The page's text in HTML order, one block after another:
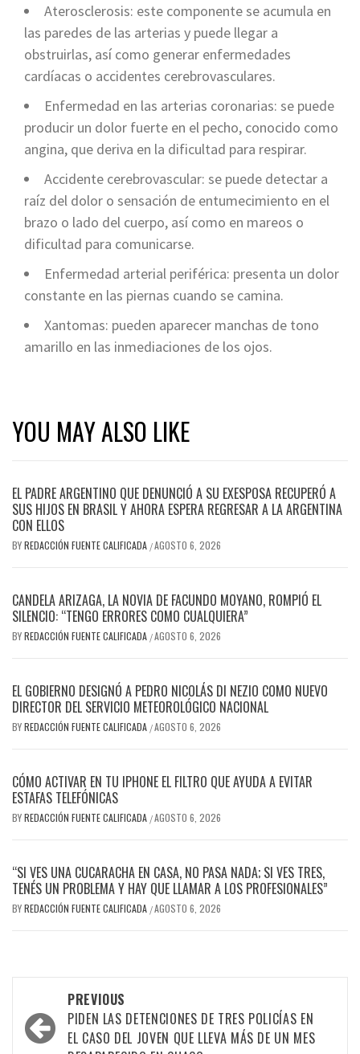
Aterosclerosis: este componente se acumula en
las paredes de las arterias y puede llegar a
obstruirlas, así como generar enfermedades
cardíacas o accidentes cerebrovasculares.
Enfermedad en las arterias coronarias: se puede
producir un dolor fuerte en el pecho, conocido como
angina, que deriva en la dificultad para respirar.
Accidente cerebrovascular: se puede detectar a
raíz del dolor o sensación de entumecimiento en el
brazo o lado del cuerpo, así como en mareos o
dificultad para comunicarse.
Enfermedad arterial periférica: presenta un dolor
constante en las piernas cuando se camina.
Xantomas: pueden aparecer manchas de tono
amarillo en las inmediaciones de los ojos.
YOU MAY ALSO LIKE
EL PADRE ARGENTINO QUE DENUNCIÓ A SU EXESPOSA RECUPERÓ A
SUS HIJOS EN BRASIL Y AHORA ESPERA REGRESAR A LA ARGENTINA
CON ELLOS
BYREDACCIÓN FUENTE CALIFICADA /AGOSTO 6, 2026
CANDELA ARIZAGA, LA NOVIA DE FACUNDO MOYANO, ROMPIÓ EL
SILENCIO: “TENGO ERRORES COMO CUALQUIERA”
BYREDACCIÓN FUENTE CALIFICADA /AGOSTO 6, 2026
EL GOBIERNO DESIGNÓ A PEDRO NICOLÁS DI NEZIO COMO NUEVO
DIRECTOR DEL SERVICIO METEOROLÓGICO NACIONAL
BYREDACCIÓN FUENTE CALIFICADA /AGOSTO 6, 2026
CÓMO ACTIVAR EN TU IPHONE EL FILTRO QUE AYUDA A EVITAR
ESTAFAS TELEFÓNICAS
BYREDACCIÓN FUENTE CALIFICADA /AGOSTO 6, 2026
“SI VES UNA CUCARACHA EN CASA, NO PASA NADA; SI VES TRES,
TENÉS UN PROBLEMA Y HAY QUE LLAMAR A LOS PROFESIONALES”
BYREDACCIÓN FUENTE CALIFICADA /AGOSTO 6, 2026
PREVIOUS
PIDEN LAS DETENCIONES DE TRES POLICÍAS EN
EL CASO DEL JOVEN QUE LLEVA MÁS DE UN MES